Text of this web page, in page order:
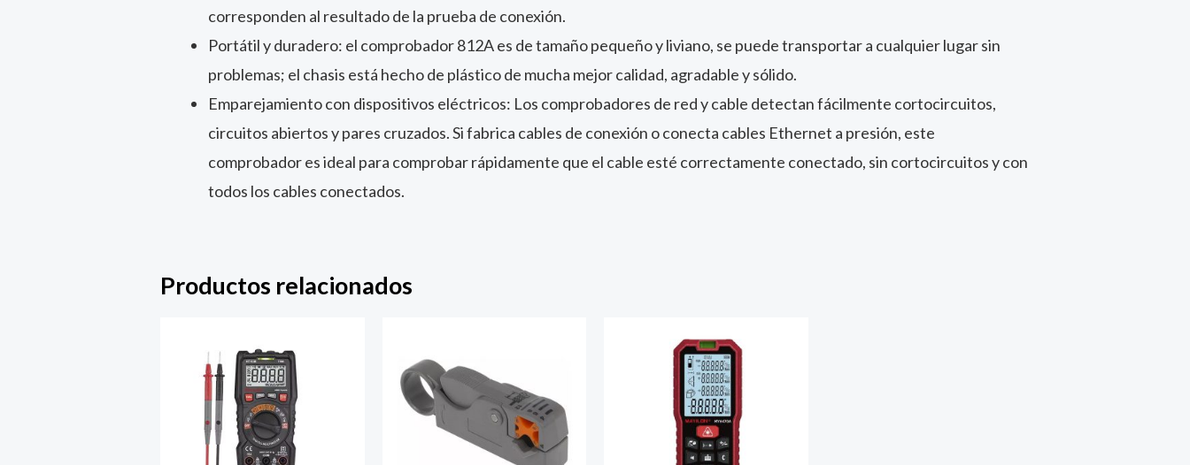
corresponden al resultado de la prueba de conexión.
Portátil y duradero: el comprobador 812A es de tamaño pequeño y liviano, se puede transportar a cualquier lugar sin
problemas; el chasis está hecho de plástico de mucha mejor calidad, agradable y sólido.
Emparejamiento con dispositivos eléctricos: Los comprobadores de red y cable detectan fácilmente cortocircuitos,
circuitos abiertos y pares cruzados. Si fabrica cables de conexión o conecta cables Ethernet a presión, este
comprobador es ideal para comprobar rápidamente que el cable esté correctamente conectado, sin cortocircuitos y con
todos los cables conectados.
Productos relacionados